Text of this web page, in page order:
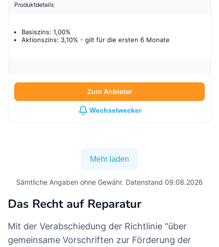
Produktdetails
Basiszins: 1,00%
Aktionszins: 3,10% - gilt für die ersten 6 Monate
Zum Anbieter
Wechselwecker
Mehr laden
Sämtliche Angaben ohne Gewähr. Datenstand 09.08.2026
Das Recht auf Reparatur
Mit der Verabschiedung der Richtlinie "über
gemeinsame Vorschriften zur Förderung der